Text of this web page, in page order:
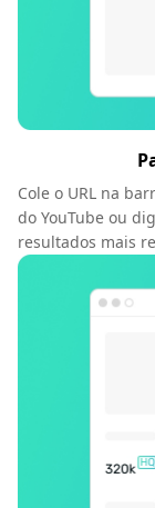
Cole o URL na
do YouTube ou
resultados mais